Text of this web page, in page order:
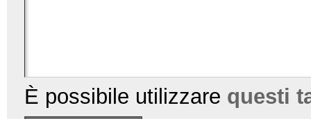
È possibile utilizzare questi